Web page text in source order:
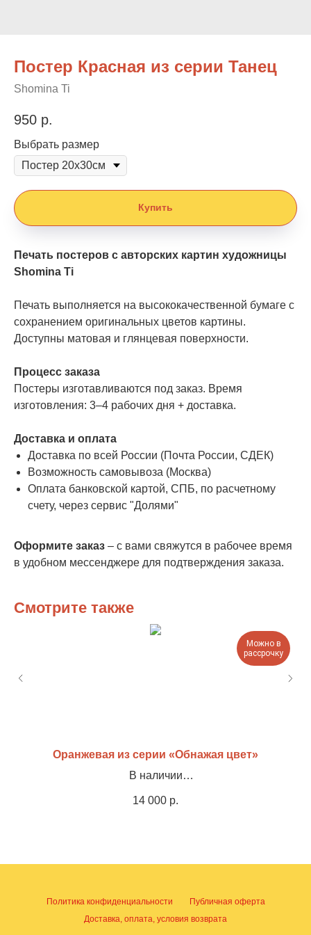
Постер Красная из серии Танец
Shomina Ti
950 р.
Выбрать размер
Купить
Печать постеров с авторских картин художницы
Shomina Ti
Печать выполняется на высококачественной бумаге с
сохранением оригинальных цветов картины.
Доступны матовая и глянцевая поверхности.
Процесс заказа
Постеры изготавливаются под заказ. Время
изготовления: 3–4 рабочих дня + доставка.
Доставка и оплата
Доставка по всей России (Почта России, СДЕК)
Возможность самовывоза (Москва)
Оплата банковской картой, СПБ, по расчетному
счету, через сервис "Долями"
Оформите заказ – с вами свяжутся в рабочее время
в удобном мессенджере для подтверждения заказа.
Смотрите также
Можно в
рассрочку
Оранжевая из серии «Обнажая цвет»
В наличии
14 000 р.
Политика конфиденциальности
Публичная оферта
Доставка, оплата, условия возврата